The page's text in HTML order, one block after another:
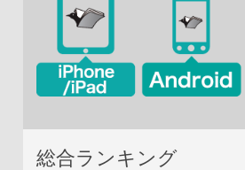
総合ランキング